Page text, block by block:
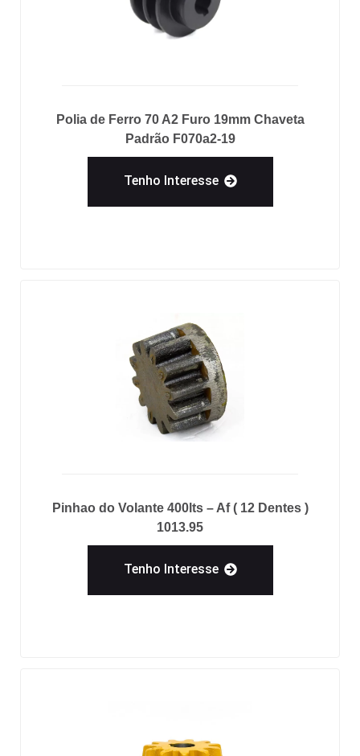
Polia de Ferro 70 A2 Furo 19mm Chaveta
Padrão F070a2-19
Tenho Interesse
Pinhao do Volante 400lts – Af ( 12 Dentes )
1013.95
Tenho Interesse